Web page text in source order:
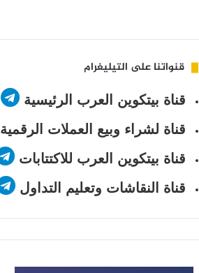
قنواتنا على التيليغرام
قناة بيتكوين العرب الرئيسية
قناة لشراء وبيع العملات الرقمية
قناة بيتكوين العرب للاكتتابات
قناة النقاشات وتعليم التداول